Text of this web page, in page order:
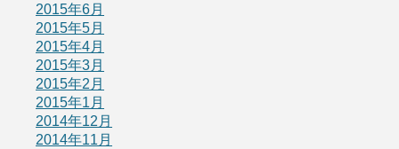
2015年6月
2015年5月
2015年4月
2015年3月
2015年2月
2015年1月
2014年12月
2014年11月